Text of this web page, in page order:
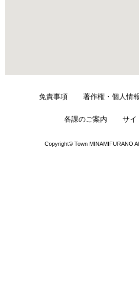
免責事項 著作権・個人情
各課のご案内 サイ
Copyright© Town MINAMIFURANO